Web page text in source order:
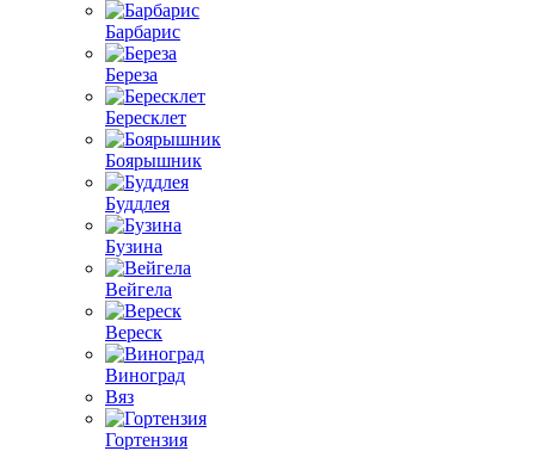
Барбарис
Береза
Бересклет
Боярышник
Буддлея
Бузина
Вейгела
Вереск
Виноград
Вяз
Гортензия